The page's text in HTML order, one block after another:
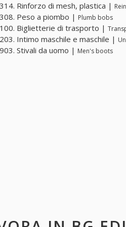
Rinforzo di mesh, plastica |
Peso a piombo | Plumb bobs
Biglietterie di trasporto |
Intimo maschile e maschile |
Stivali da uomo | Men's boots